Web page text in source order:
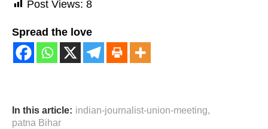
Post Views: 8
Spread the love
In this article: indian-journalist-union-meeting,
patna Bihar